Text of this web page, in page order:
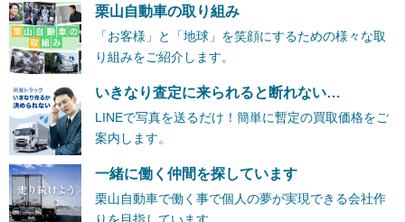
栗山自動車の取り組み
「お客様」と「地球」を笑顔にするための様々な取
り組みをご紹介します。
いきなり査定に来られると断れない…
LINEで写真を送るだけ！簡単に暫定の買取価格をご
案内します。
一緒に働く仲間を探しています
栗山自動車で働く事で個人の夢が実現できる会社作
りを目指しています